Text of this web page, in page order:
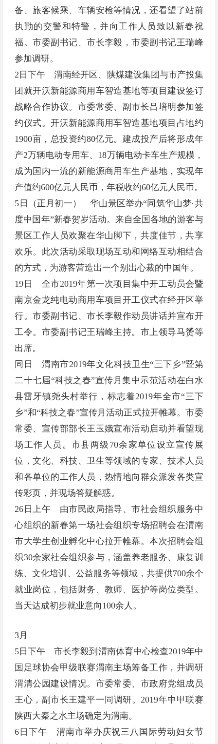
备、旅客候乘、车辆安检等情况，还看望了站前
执勤的交警和特警，并向工作人员致以新春祝
福。市委副书记、市长李毅，市委副书记王瑞峰
参加调研。
2日下午 渭南经开区、陕煤建设集团与市产投集
团就开沃新能源商用车智造基地等项目建设签订
战略合作协议。市委常委、副市长吕培明参加签
约仪式。开沃新能源商用车智造基地项目占地约
1900亩，总投资约80亿元。建成投产后将形成年
产2万辆电动专用车、18万辆电动卡车生产规模，
成为国内一流的新能源商用车生产基地，实现年
产值约600亿元人民币，年税收约60亿元人民币。
5日（正月初一） 华山景区举办“同筑华山梦·共
度中国年”新春贺岁活动。来自全国各地的游客与
景区工作人员欢聚在华山脚下，共度佳节，共享
欢乐。此次活动采取现场互动和网络互动相结合
的方式，为游客营造出一个别出心裁的中国年。
19日 全市2019年第一次项目集中开工动员会暨
南京金龙纯电动商用车项目开工仪式在经开区举
行。市委副书记、市长李毅作动员讲话并宣布开
工令。市委副书记王瑞峰主持。市上领导马赟等
出席。
同日 渭南市2019年文化科技卫生“三下乡”暨第
二十七届“科技之春”宣传月集中示范活动在白水
县雷牙镇尧头村举行，标志着2019年全市“三下
乡”和“科技之春”宣传月活动正式拉开帷幕。市委
常委、宣传部部长王玉娥宣布活动启动并看望现
场工作人员。市县两级70余家单位设立宣传展
位，文化、科技、卫生等领域的专家、技术人员
和各单位的工作人员，热情地向群众派发各类宣
传彩页，并现场答疑解惑。
26日上午 由市民政局指导、市社会组织服务中
心组织的新春第一场社会组织专场招聘会在渭南
市大学生创业孵化中心拉开帷幕。本次招聘会组
织30余家社会组织参与，涵盖养老服务、康复训
练、文化培训、公益服务等领域，共提供700余个
就业岗位，包括财务、教师、医护等岗位类型。
当天达成初步就业意向100余人。
3月
5日下午 市长李毅到渭南体育中心检查2019年中
国足球协会甲级联赛渭南主场筹备工作，并调研
渭清公园建设情况。市委常委、市政府党组成员
王心，副市长王建平一同调研。2019年中甲联赛
陕西大秦之水主场确定为渭南。
6日下午 渭南市举办庆祝三八国际劳动妇女节